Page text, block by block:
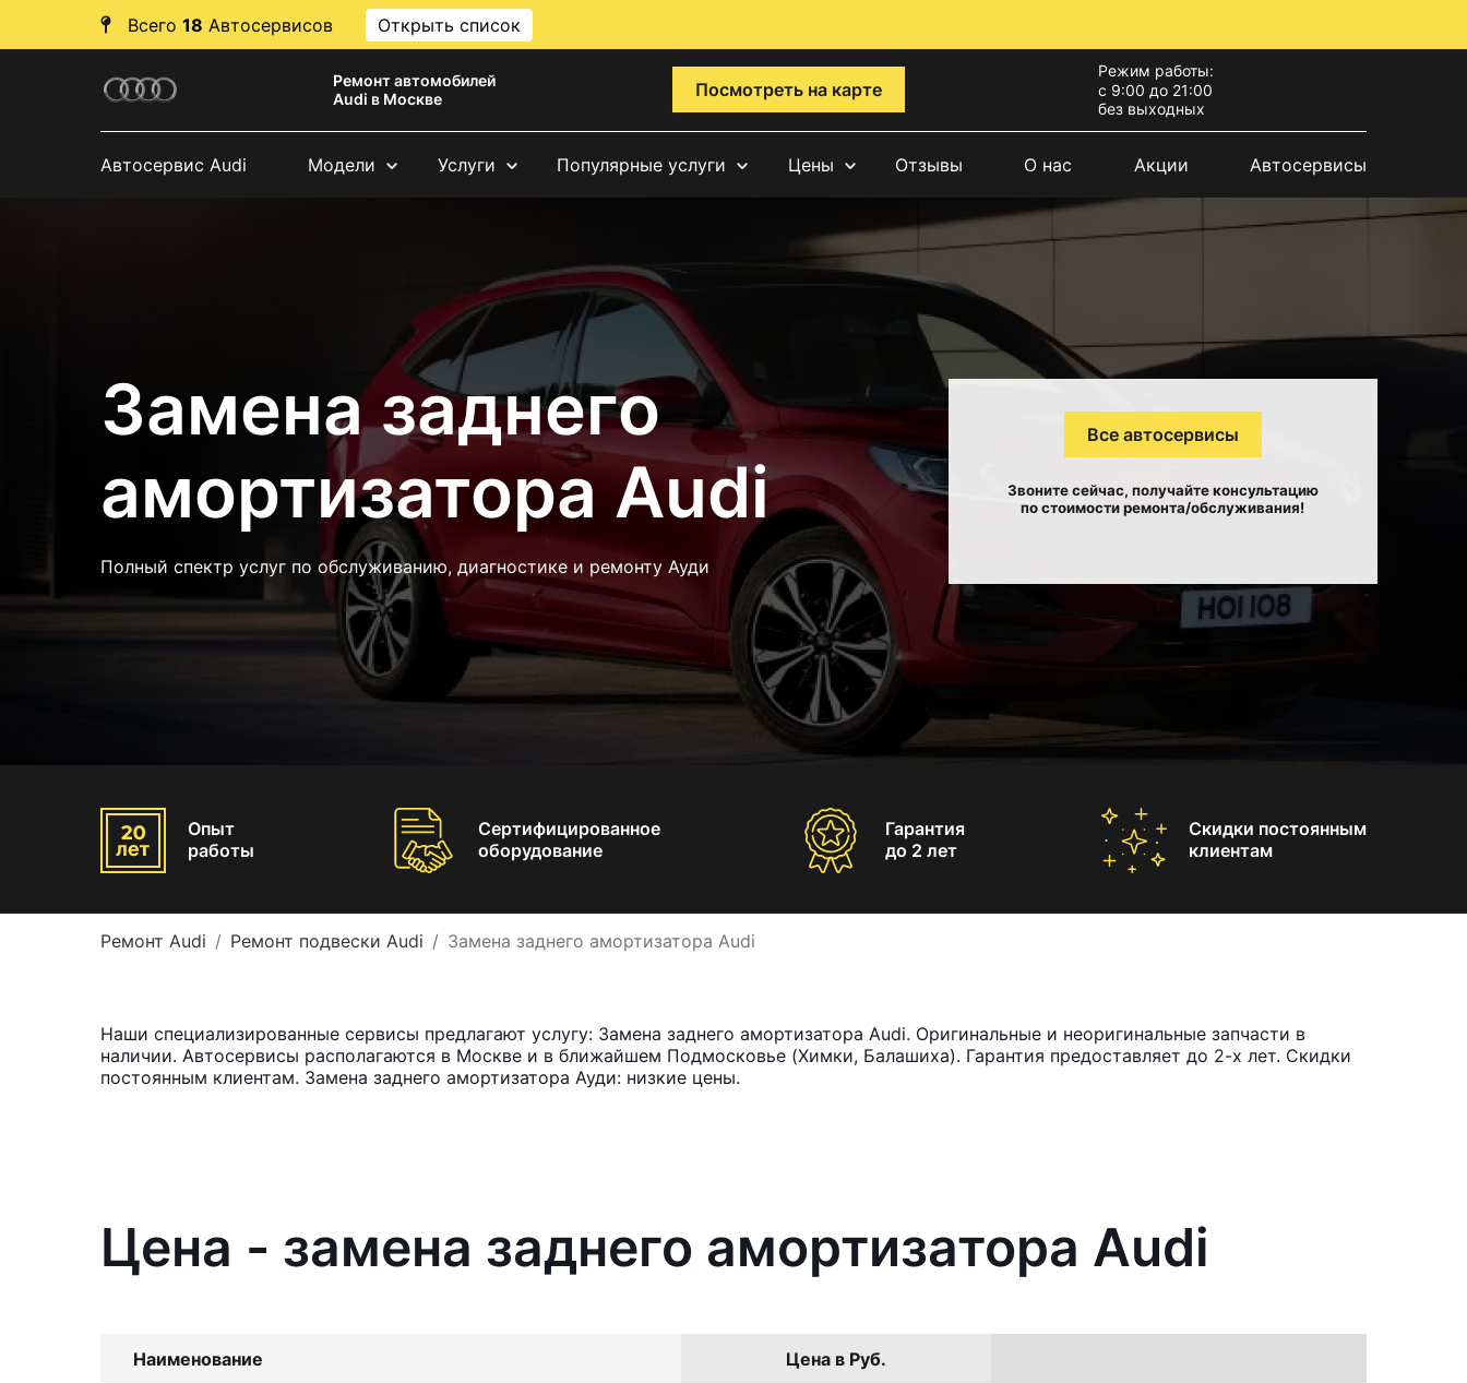
Всего 18 Автосервисов Открыть список
Ремонт автомобилей
Audi в Москве
Посмотреть на карте
Режим работы:
с 9:00 до 21:00
без выходных
Автосервис Audi Модели Услуги Популярные услуги Цены Отзывы О нас Акции Автосервисы
Замена заднего
амортизатора Audi
Полный спектр услуг по обслуживанию, диагностике и ремонту Ауди
Все автосервисы
Звоните сейчас, получайте консультацию
по стоимости ремонта/обслуживания!
Опыт
работы
Сертифицированное
оборудование
Гарантия
до 2 лет
Скидки постоянным
клиентам
Ремонт Audi Ремонт подвески Audi Замена заднего амортизатора Audi
Наши специализированные сервисы предлагают услугу: Замена заднего амортизатора Audi. Оригинальные и неоригинальные запчасти в
наличии. Автосервисы располагаются в Москве и в ближайшем Подмосковье (Химки, Балашиха). Гарантия предоставляет до 2-х лет. Скидки
постоянным клиентам. Замена заднего амортизатора Ауди: низкие цены.
Цена - замена заднего амортизатора Audi
Наименование Цена в Руб.